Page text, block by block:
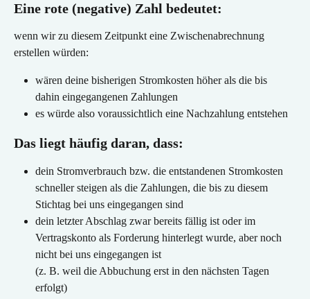
Eine rote (negative) Zahl bedeutet:
wenn wir zu diesem Zeitpunkt eine Zwischenabrechnung
erstellen würden:
wären deine bisherigen Stromkosten höher als die bis
dahin eingegangenen Zahlungen
es würde also voraussichtlich eine Nachzahlung entstehen
Das liegt häufig daran, dass:
dein Stromverbrauch bzw. die entstandenen Stromkosten
schneller steigen als die Zahlungen, die bis zu diesem
Stichtag bei uns eingegangen sind
dein letzter Abschlag zwar bereits fällig ist oder im
Vertragskonto als Forderung hinterlegt wurde, aber noch
nicht bei uns eingegangen ist
(z. B. weil die Abbuchung erst in den nächsten Tagen
erfolgt)